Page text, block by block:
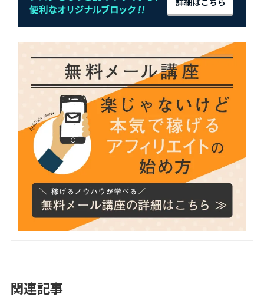
関連記事